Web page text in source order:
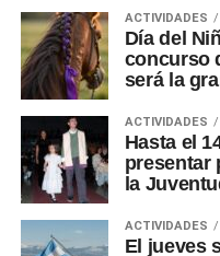
ACTIVIDADES
Día del
concurso
será la
ACTIVIDADES
Hasta el
presentar
la
ACTIVIDADES
El jueves